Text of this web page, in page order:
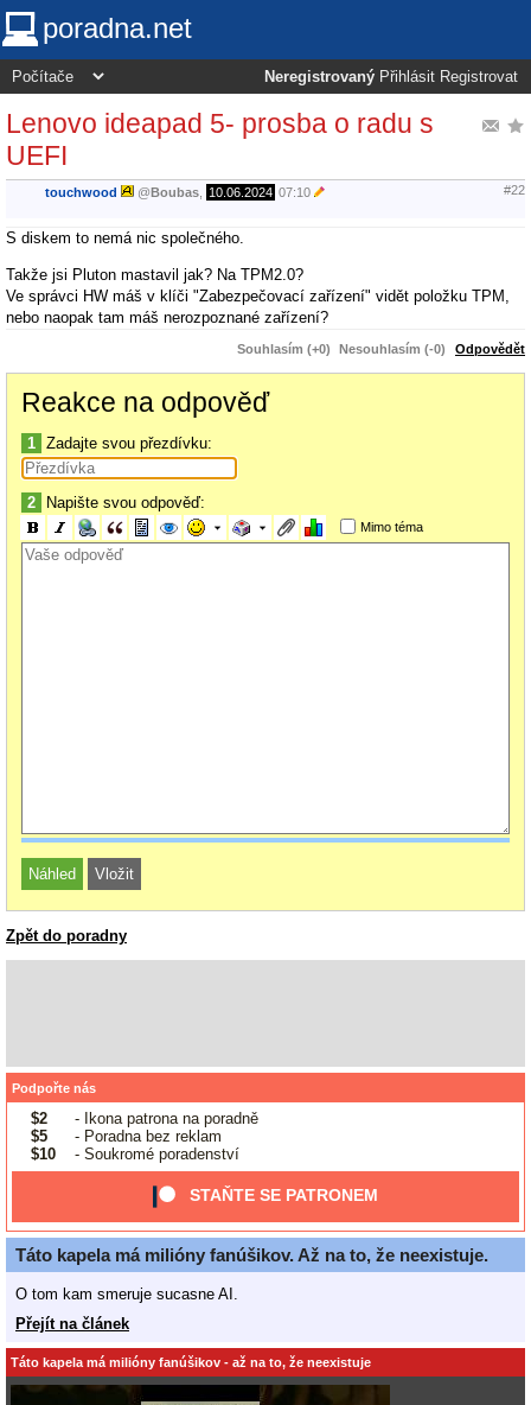
poradna.net
Neregistrovaný Přihlásit Registrovat
Lenovo ideapad 5- prosba o radu s
UEFI
touchwood @Boubas 10.06.2024 07:10 #22
S diskem to nemá nic společného.
Takže jsi Pluton mastavil jak? Na TPM2.0?
Ve správci HW máš v klíči "Zabezpečovací zařízení" vidět položku TPM,
nebo naopak tam máš nerozpoznané zařízení?
Souhlasím (+0) Nesouhlasím (-0) Odpovědět
Reakce na odpověď
1 Zadajte svou přezdívku:
2 Napište svou odpověď:
Mimo téma
Zpět do poradny
Podpořte nás
$2
- Ikona patrona na poradně
$5
- Poradna bez reklam
$10
- Soukromé poradenství
STAŇTE SE PATRONEM
Táto kapela má milióny fanúšikov. Až na to, že neexistuje.
O tom kam smeruje sucasne AI.
Přejít na článek
Táto kapela má milióny fanúšikov - až na to, že neexistuje